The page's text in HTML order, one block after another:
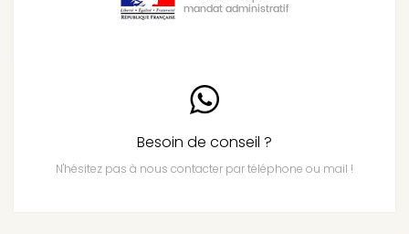
Besoin de conseil ?
N'hésitez pas à nous contacter par téléphone ou mail !